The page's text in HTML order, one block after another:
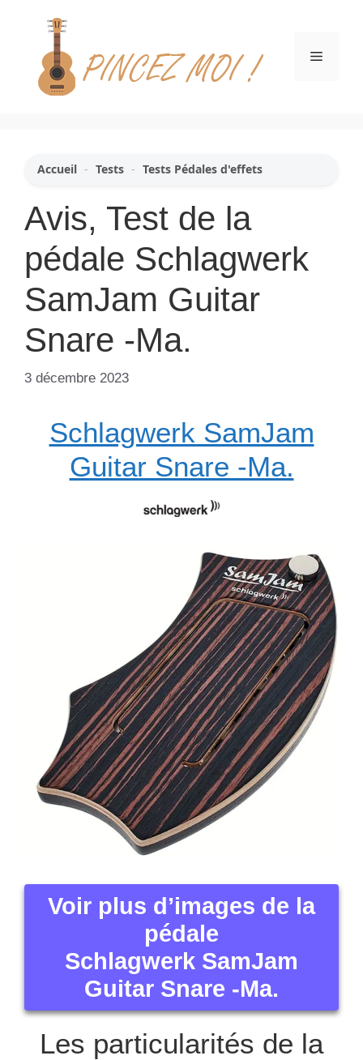
contenu
Menu
Accueil - Tests - Tests Pédales d'effets
Avis, Test de la
pédale Schlagwerk
SamJam Guitar
Snare -Ma.
3 décembre 2023
Schlagwerk SamJam
Guitar Snare -Ma.
Voir plus d’images de la
pédale
Schlagwerk SamJam
Guitar Snare -Ma.
Les particularités de la